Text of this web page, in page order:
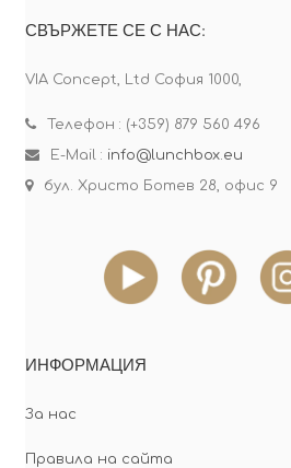
СВЪРЖЕТЕ СЕ С НАС:
VIA Concept, Ltd София 1000,
Телефон : (+359) 879 560 496
E-Mail : info@lunchbox.eu
бул. Христо Ботев 28, офис 9
ИНФОРМАЦИЯ
За нас
Правила на сайта